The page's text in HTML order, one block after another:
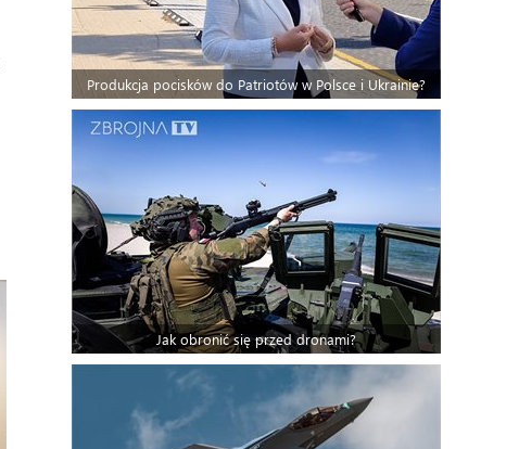
Produkcja pocisków do Patriotów w Polsce i Ukrainie?
Jak obronić się przed dronami?